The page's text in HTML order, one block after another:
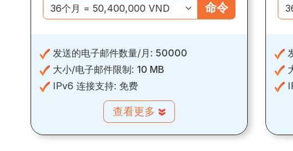
命令
发送的电子邮件数量/月: 50000
大小/电子邮件限制: 10 MB
IPv6 连接支持: 免费
查看更多